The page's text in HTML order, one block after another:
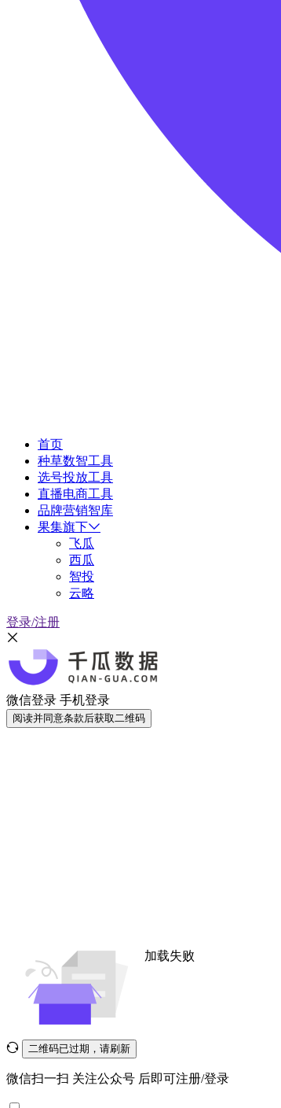
首页
种草数智工具
选号投放工具
直播电商工具
品牌营销智库
果集旗下
飞瓜
西瓜
智投
云略
登录/注册
微信登录 手机登录
阅读并同意条款后获取二维码
加载失败
二维码已过期，请刷新
微信扫一扫 关注公众号 后即可注册/登录